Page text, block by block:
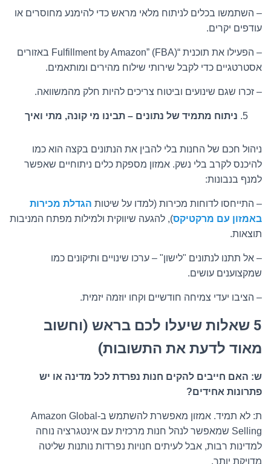
– השתמשו בכלים לניתוח מלאי מראש כדי להימנע מחוסרים או
עודפים יקרים.
– הפעילו את תוכנית “Fulfillment by Amazon” (FBA) באזורים
אסטרטגיים כדי לקבל שירותי שילוח מהירים ומותאמים.
– זכרו שגם שינועים וביטוח צריכים להיות חלק מהמשוואה.
ניתוח מתמיד של נתונים – תבינו מי קונה, מתי ואיך
ניהול חכם של החנות בלי להבין את הנתונים בקצה הוא כמו
להיכנס לקרב בלי נשק. אמזון מספקת כלים ניתוחיים שאפשר
למנף בנבונות:
– התייחסו לדוחות מכירות (למדו על שיטות הגדלת מכירות
באמזון עם מרקטיקס), להגעה שיווקית ולמילות מפתח המניבות
תוצאות.
– אל תתנו לנתונים "לישון" – ערכו שינויים ותיקונים כמו
שמקצוענים עושים.
– הציבו יעדי צמיחה חודשיים וקחו יוזמה יזמית.
5 שאלות שיעלו לכם בראש (וחשוב
מאוד לדעת את התשובות)
ש: האם חייבים להקים חנות נפרדת לכל מדינה או יש
פתרונות אחידים?
ת: לא תמיד. אמזון מאפשרת להשתמש ב-Amazon Global
Selling שמאפשר לנהל חנות מרכזית עם אינטגרציה נוחה
למדינות רבות, אבל לעיתים חנויות נפרדות נותנות שליטה
מדויקת יותר.